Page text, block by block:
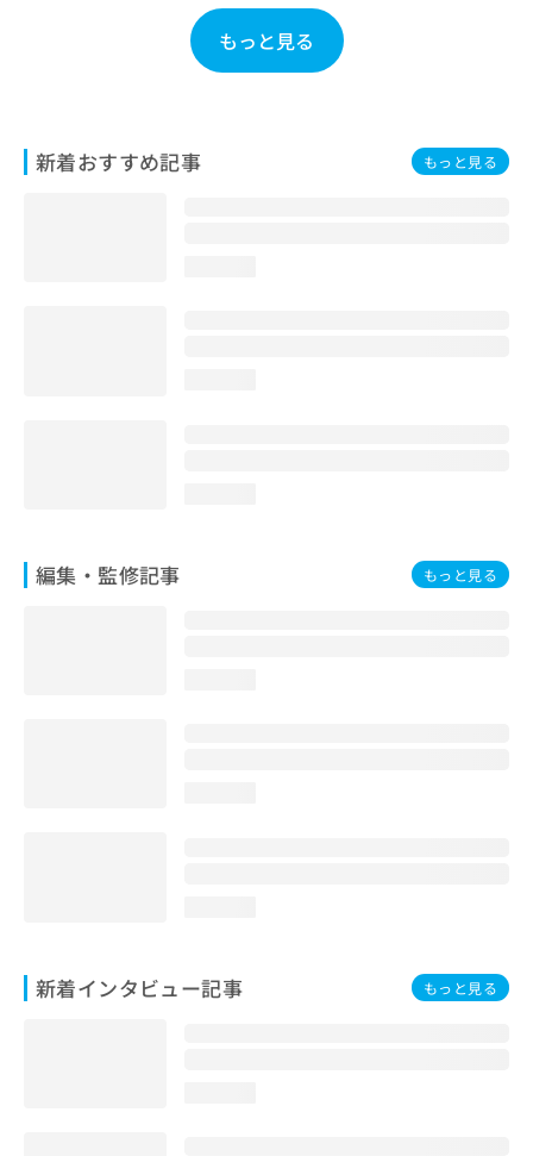
もっと見る
新着おすすめ記事 もっと見る
編集・監修記事 もっと見る
新着インタビュー記事 もっと見る
は